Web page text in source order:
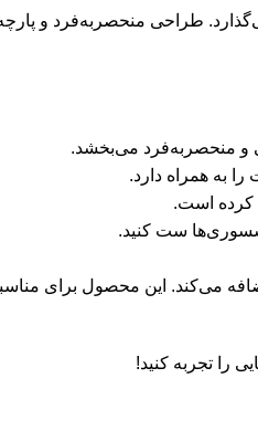
طراحی منحصربه‌فرد و
و منحصربه‌فرد می‌بخشد.
به همراه دارد.
کرده است.
ست کنید.
می‌کند. این محصول برای
را تجربه کنید!